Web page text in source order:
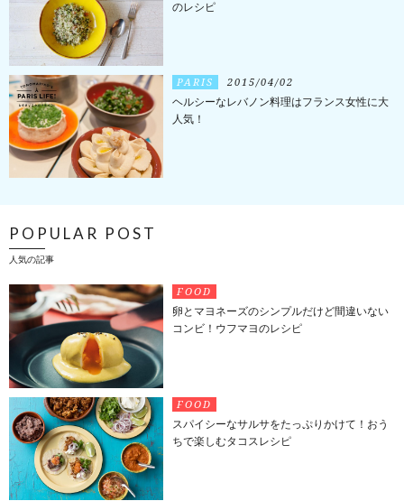
のレシピ
PARIS 2015/04/02
ヘルシーなレバノン料理はフランス女性に大
人気！
POPULAR POST
人気の記事
FOOD
卵とマヨネーズのシンプルだけど間違いない
コンビ！ウフマヨのレシピ
FOOD
スパイシーなサルサをたっぷりかけて！おう
ちで楽しむタコスレシピ